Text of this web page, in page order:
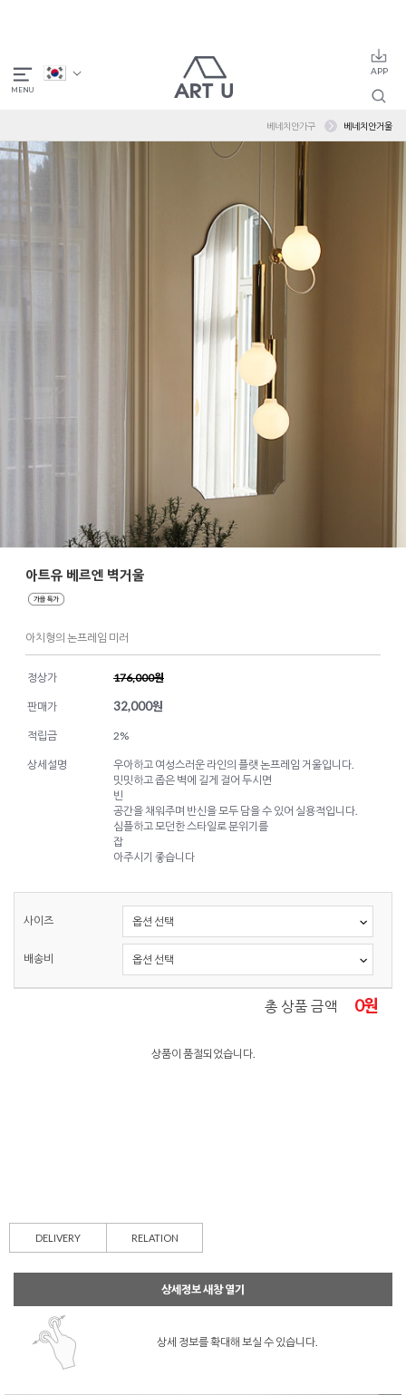
베네치안가구 베네치안거울
아트유 베르엔 벽거울
아치형의 논프레임 미러
정상가 176,000원
판매가 32,000원
적립금 2%
상세설명
우아하고 여성스러운 라인의 플랫 논프레임 거울입니다.
밋밋하고 좁은 벽에 길게 걸어 두시면
빈
공간을 채워주며 반신을 모두 담을 수 있어 실용적입니다.
심플하고 모던한 스타일로 분위기를
잡
아주시기 좋습니다
사이즈
배송비
총 상품 금액 0원
상품이 품절되었습니다.
DELIVERY RELATION
상세정보 새창 열기
상세 정보를 확대해 보실 수 있습니다.